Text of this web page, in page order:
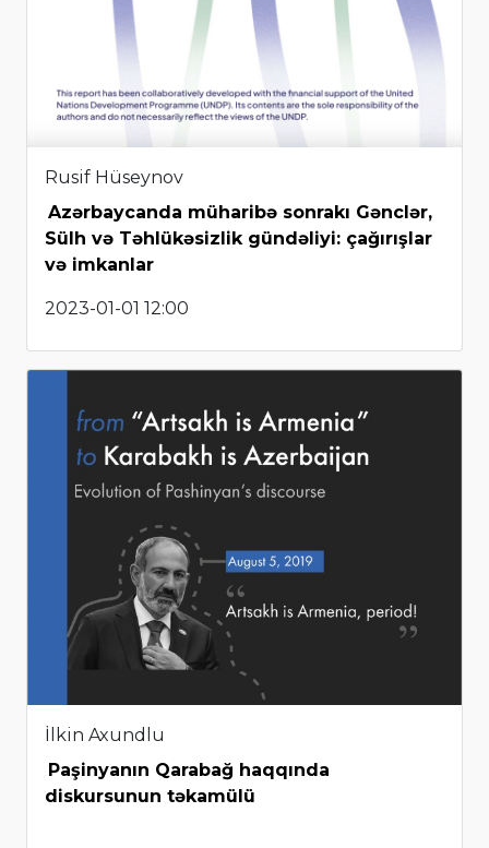
Rusif Hüseynov
Azərbaycanda müharibə sonrakı Gənclər,
Sülh və Təhlükəsizlik gündəliyi: çağırışlar
və imkanlar
2023-01-01 12:00
İlkin Axundlu
Paşinyanın Qarabağ haqqında
diskursunun təkamülü